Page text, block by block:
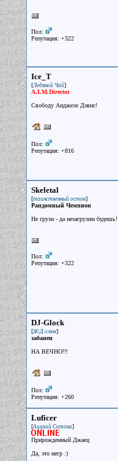
Пол:
Репутация: +322
Ice_T
[Ледяной Чай]
A.I.M.Director
Свободу Анджеле Дэвис!
Пол:
Репутация: +816
Skeletal
[таинственный остов]
Рандомный Чемпион
Не грузи - да незагрузим будешь!
Пол:
Репутация: +322
DJ-Glock
[Ж\Д-глюк]
забанен
НА ВЕЧНО!!!
Пол:
Репутация: +260
Luficer
[Аццкий Сотона]
Прирожденный Джаец
Да, это негр :)